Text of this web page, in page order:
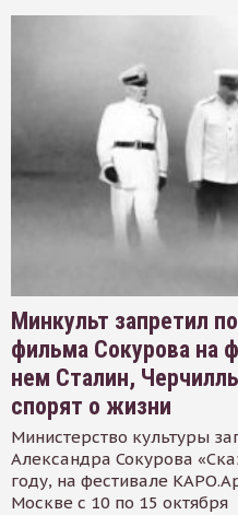
Минкульт запретил
фильма Сокурова на
нем Сталин,
спорят о жизни
Министерство культуры
Александра Сокурова
году, на фестивале
Москве с 10 по 15 октября